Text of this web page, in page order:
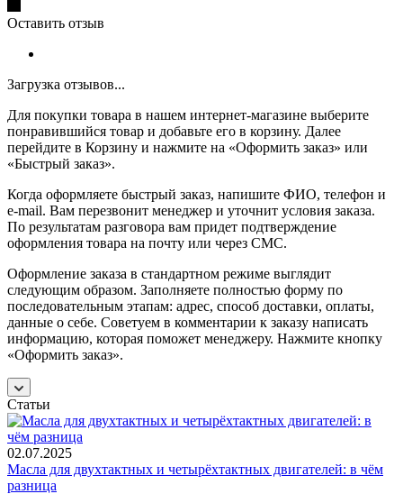
Оставить отзыв
Загрузка отзывов...
Для покупки товара в нашем интернет-магазине выберите
понравившийся товар и добавьте его в корзину. Далее
перейдите в Корзину и нажмите на «Оформить заказ» или
«Быстрый заказ».
Когда оформляете быстрый заказ, напишите ФИО, телефон и
e-mail. Вам перезвонит менеджер и уточнит условия заказа.
По результатам разговора вам придет подтверждение
оформления товара на почту или через СМС.
Оформление заказа в стандартном режиме выглядит
следующим образом. Заполняете полностью форму по
последовательным этапам: адрес, способ доставки, оплаты,
данные о себе. Советуем в комментарии к заказу написать
информацию, которая поможет менеджеру. Нажмите кнопку
«Оформить заказ».
Статьи
02.07.2025
Масла для двухтактных и четырёхтактных двигателей: в чём
разница